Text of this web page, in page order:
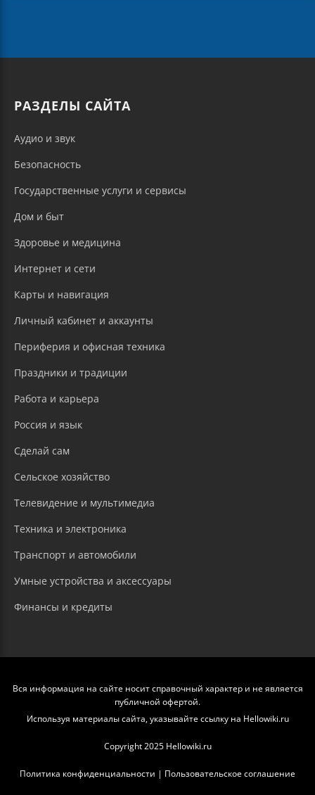
РАЗДЕЛЫ САЙТА
Аудио и звук
Безопасность
Государственные услуги и сервисы
Дом и быт
Здоровье и медицина
Интернет и сети
Карты и навигация
Личный кабинет и аккаунты
Периферия и офисная техника
Праздники и традиции
Работа и карьера
Россия и язык
Сделай сам
Сельское хозяйство
Телевидение и мультимедиа
Техника и электроника
Транспорт и автомобили
Умные устройства и аксессуары
Финансы и кредиты
Вся информация на сайте носит справочный характер и не является
публичной офертой.
Используя материалы сайта, указывайте ссылку на Hellowiki.ru
Copyright 2025 Hellowiki.ru
Политика конфиденциальности | Пользовательское соглашение